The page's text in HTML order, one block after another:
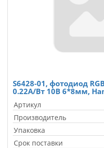
S6428-01, фотодиод
0.22А/Вт 10В 6*8мм,
Артикул
Производитель
Упаковка
Срок поставки